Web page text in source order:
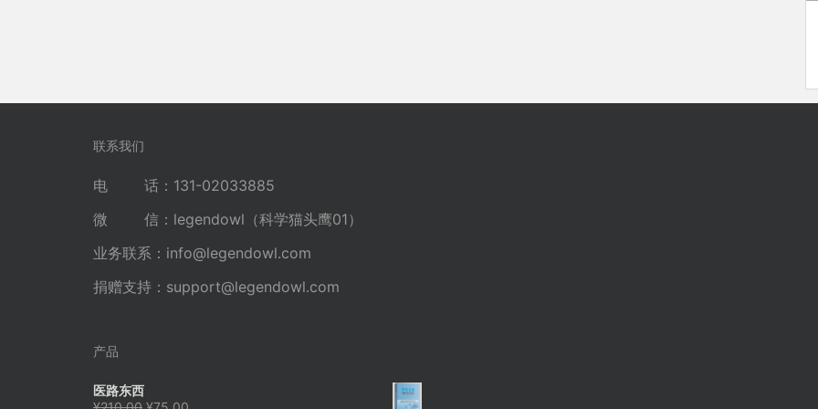
联系我们
电 话：131-02033885
微 信：legendowl（科学猫头鹰01）
业务联系： info@legendowl.com
捐赠支持： support@legendowl.com
产品
医路东西
原